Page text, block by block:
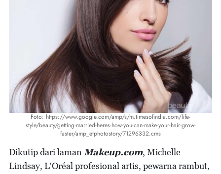
Foto: https://www.google.com/amp/s/m.timesofindia.com/life-
style/beauty/getting-married-heres-how-you-can-make-your-hair-grow-
faster/amp_etphotostory/71296332.cms
Dikutip dari laman Makeup.com, Michelle
Lindsay, L'Oréal profesional artis, pewarna rambut,